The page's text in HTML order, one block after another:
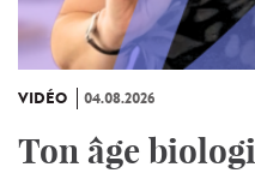
VIDÉO 04.08.2026
Ton âge